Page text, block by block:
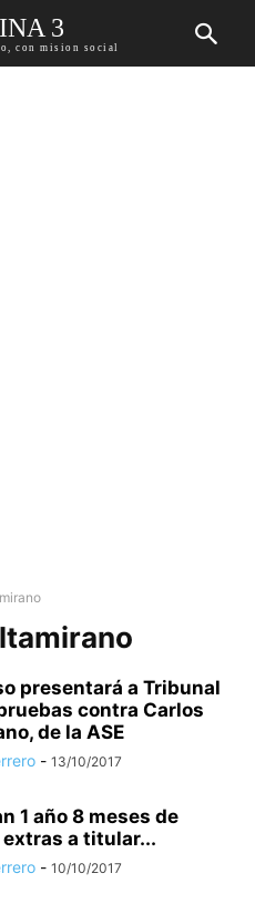
3
con mision social
presentará a Tribunal
contra Carlos
de la ASE
- 13/10/2017
1 año 8 meses de
a titular...
- 10/10/2017